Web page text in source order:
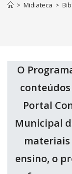
> Midiateca >
O
Portal
Municipal
ensino, o